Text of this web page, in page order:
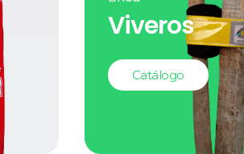
Viveros
Catálogo